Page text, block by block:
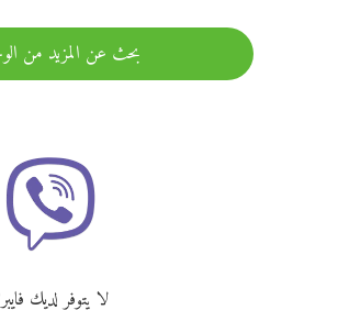
بحث عن المزيد من
لا يتوفر لديك